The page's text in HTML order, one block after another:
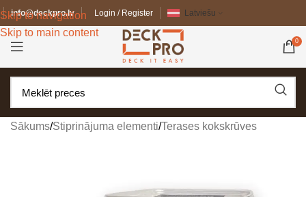
Skip to navigation
Skip to main content
info@deckpro.lv Login / Register Latviešu
0
Sākums/Stiprinājuma elementi/Terases kokskrūves